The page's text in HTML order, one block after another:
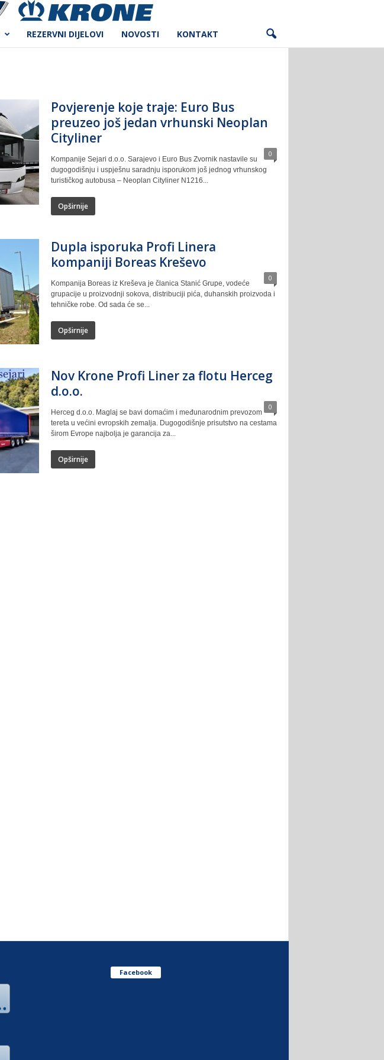
REZERVNI DIJELOVI NOVOSTI KONTAKT
Povjerenje koje traje: Euro Bus
preuzeo još jedan vrhunski Neoplan
Cityliner
0
Kompanije Sejari d.o.o. Sarajevo i Euro Bus Zvornik nastavile su
dugogodišnju i uspješnu saradnju isporukom još jednog vrhunskog
turističkog autobusa – Neoplan Cityliner N1216...
Opširnije
Dupla isporuka Profi Linera
kompaniji Boreas Kreševo
0
Kompanija Boreas iz Kreševa je članica Stanić Grupe, vodeće
grupacije u proizvodnji sokova, distribuciji pića, duhanskih proizvoda i
tehničke robe. Od sada će se...
Opširnije
Nov Krone Profi Liner za flotu Herceg
d.o.o.
0
Herceg d.o.o. Maglaj se bavi domaćim i međunarodnim prevozom
tereta u većini evropskih zemalja. Dugogodišnje prisutstvo na cestama
širom Evrope najbolja je garancija za...
Opširnije
Facebook